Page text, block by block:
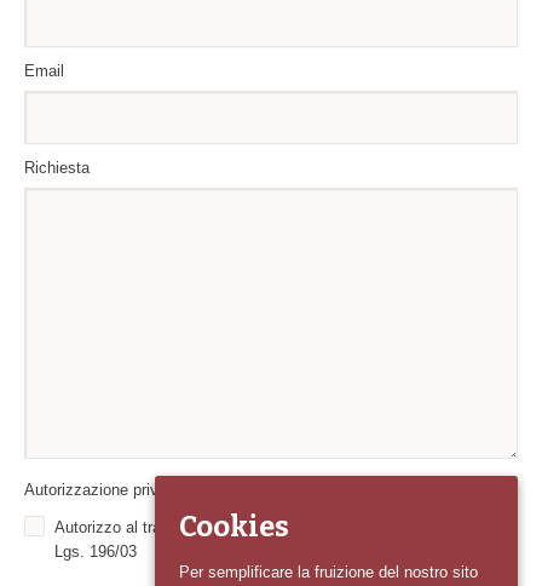
Email
Richiesta
Autorizzazione privacy
Autorizzo al trattamento dei miei dati personali ai sensi del D.
Lgs. 196/03
Cookies
Per semplificare la fruizione del nostro sito